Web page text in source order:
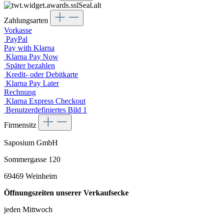
Zahlungsarten
Vorkasse
PayPal
Pay with Klarna
Klarna Pay Now
Später bezahlen
Kredit- oder Debitkarte
Klarna Pay Later
Rechnung
Klarna Express Checkout
Benutzerdefiniertes Bild 1
Firmensitz
Saposium GmbH
Sommergasse 120
69469 Weinheim
Öffnungszeiten unserer Verkaufsecke
jeden Mittwoch